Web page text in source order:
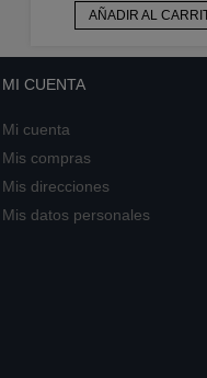
AÑADIR AL
MI CUENTA
Mi cuenta
Mis compras
Mis direcciones
Mis datos personales